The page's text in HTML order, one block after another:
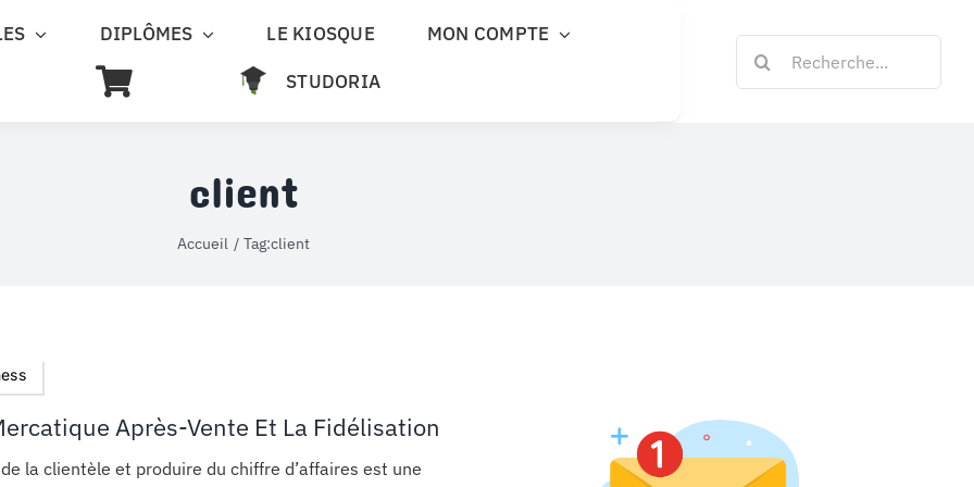
DIPLÔMES LE KIOSQUE
MON COMPTE
STUDORIA
client
Accueil Tag:client
Après-Vente Et La Fidélisation
la clientèle et produire du chiffre d’affaires est une